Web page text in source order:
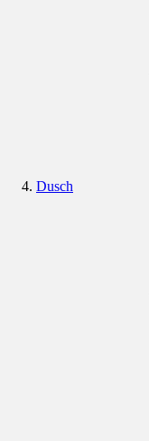
Dusch